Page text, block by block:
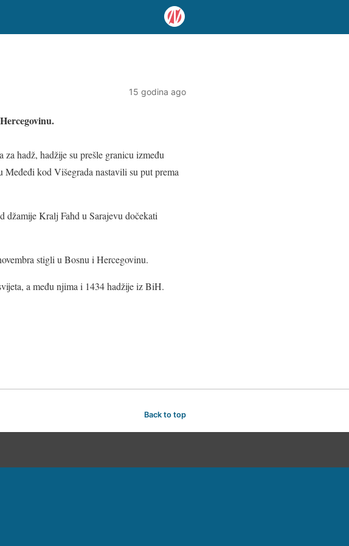
15 godina ago
hadž, hadžije su prešle granicu između
kod Višegrada nastavili su put prema
džamije Kralj Fahd u Sarajevu dočekati
stigli u Bosnu i Hercegovinu.
a među njima i 1434 hadžije iz BiH.
Back to top